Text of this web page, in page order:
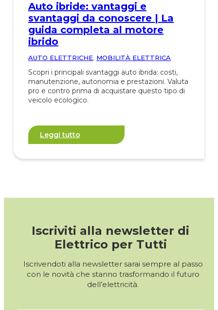
Auto ibride: vantaggi e
svantaggi da conoscere | La
guida completa al motore
ibrido
AUTO ELETTRICHE, MOBILITÀ ELETTRICA
Scopri i principali svantaggi auto ibrida: costi,
manutenzione, autonomia e prestazioni. Valuta
pro e contro prima di acquistare questo tipo di
veicolo ecologico.
Leggi tutto
Iscriviti alla newsletter di
Elettrico per Tutti
Iscrivendoti alla newsletter sarai sempre al passo
con le novità che stanno trasformando il futuro
dell’elettricità.